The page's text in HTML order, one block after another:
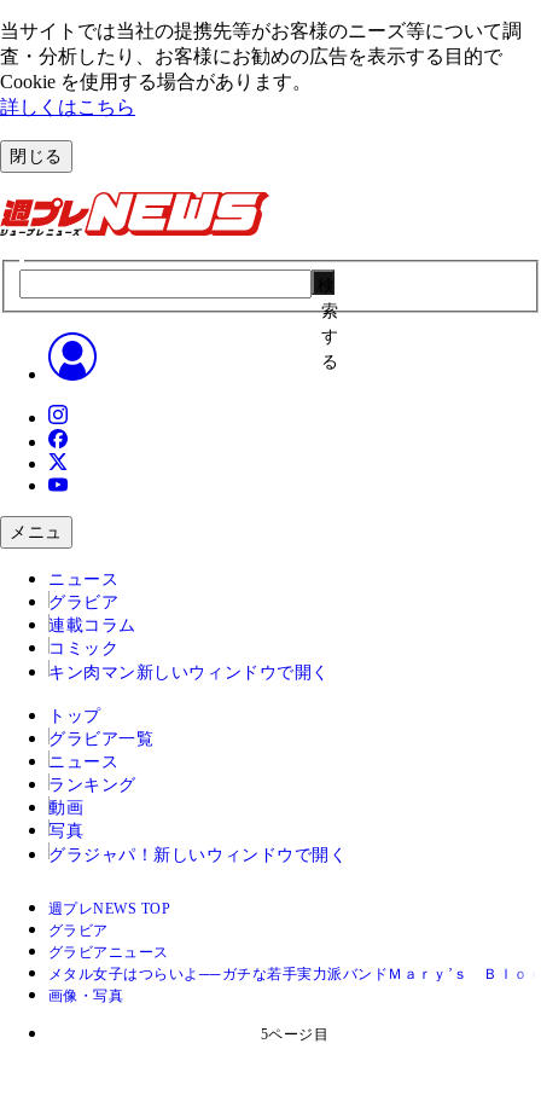
当サイトでは当社の提携先等がお客様のニーズ等について調
査・分析したり、お客様にお勧めの広告を表⽰する⽬的で
Cookie を使⽤する場合があります。
詳しくはこちら
閉じる
索
す
る
メニュ
ニュース
グラビア
連載コラム
コミック
キン肉マン 新しいウィンドウで開く
トップ
グラビア一覧
ニュース
ランキング
動画
写真
グラジャパ！ 新しいウィンドウで開く
週プレNEWS TOP
グラビア
グラビアニュース
メタル女子はつらいよ──ガチな若手実力派バンドＭａｒｙ’ｓ Ｂｌｏ
画像・写真
5ページ目